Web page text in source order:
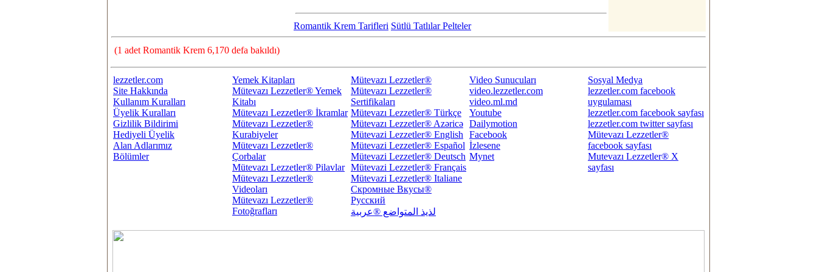
Romantik Krem Tarifleri Sütlü Tatlılar Pelteler
(1 adet Romantik Krem 6,170 defa bakıldı)
lezzetler.com
Site Hakkında
Kullanım Kuralları
Üyelik Kuralları
Gizlilik Bildirimi
Hediyeli Üyelik
Alan Adlarımız
Bölümler
Yemek Kitapları
Mütevazı Lezzetler® Yemek
Kitabı
Mütevazı Lezzetler® İkramlar
Mütevazı Lezzetler®
Kurabiyeler
Mütevazı Lezzetler®
Çorbalar
Mütevazı Lezzetler® Pilavlar
Mütevazı Lezzetler®
Videoları
Mütevazı Lezzetler®
Fotoğrafları
Mütevazı Lezzetler®
Mütevazı Lezzetler®
Sertifikaları
Mütevazı Lezzetler® Türkçe
Mütevazı Lezzetler® Azəricə
Mütevazi Lezzetler® English
Mütevazi Lezzetler® Español
Mütevazi Lezzetler® Deutsch
Mütevazi Lezzetler® Français
Mütevazi Lezzetler® Italiane
Скромные Вкусы®
Русский
لذيذ المتواضع ®عربية
Video Sunucuları
video.lezzetler.com
video.ml.md
Youtube
Dailymotion
Facebook
İzlesene
Mynet
Sosyal Medya
lezzetler.com facebook
uygulaması
lezzetler.com facebook sayfası
lezzetler.com twitter sayfası
Mütevazı Lezzetler®
facebook sayfası
Mutevazı Lezzetler® X
sayfası